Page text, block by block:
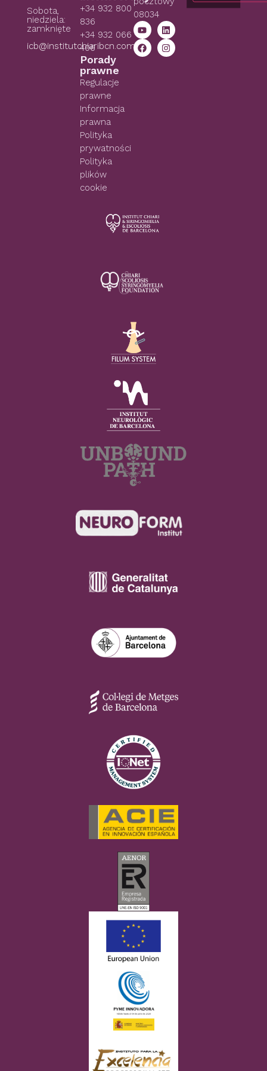
Sobota,
niedziela:
zamknięte
icb@institutchiaribcn.com
+34 932 800
836
+34 932 066
406
Porady
prawne
Regulacje
prawne
Informacja
prawna
Polityka
prywatności
Polityka
plików
cookie
08034